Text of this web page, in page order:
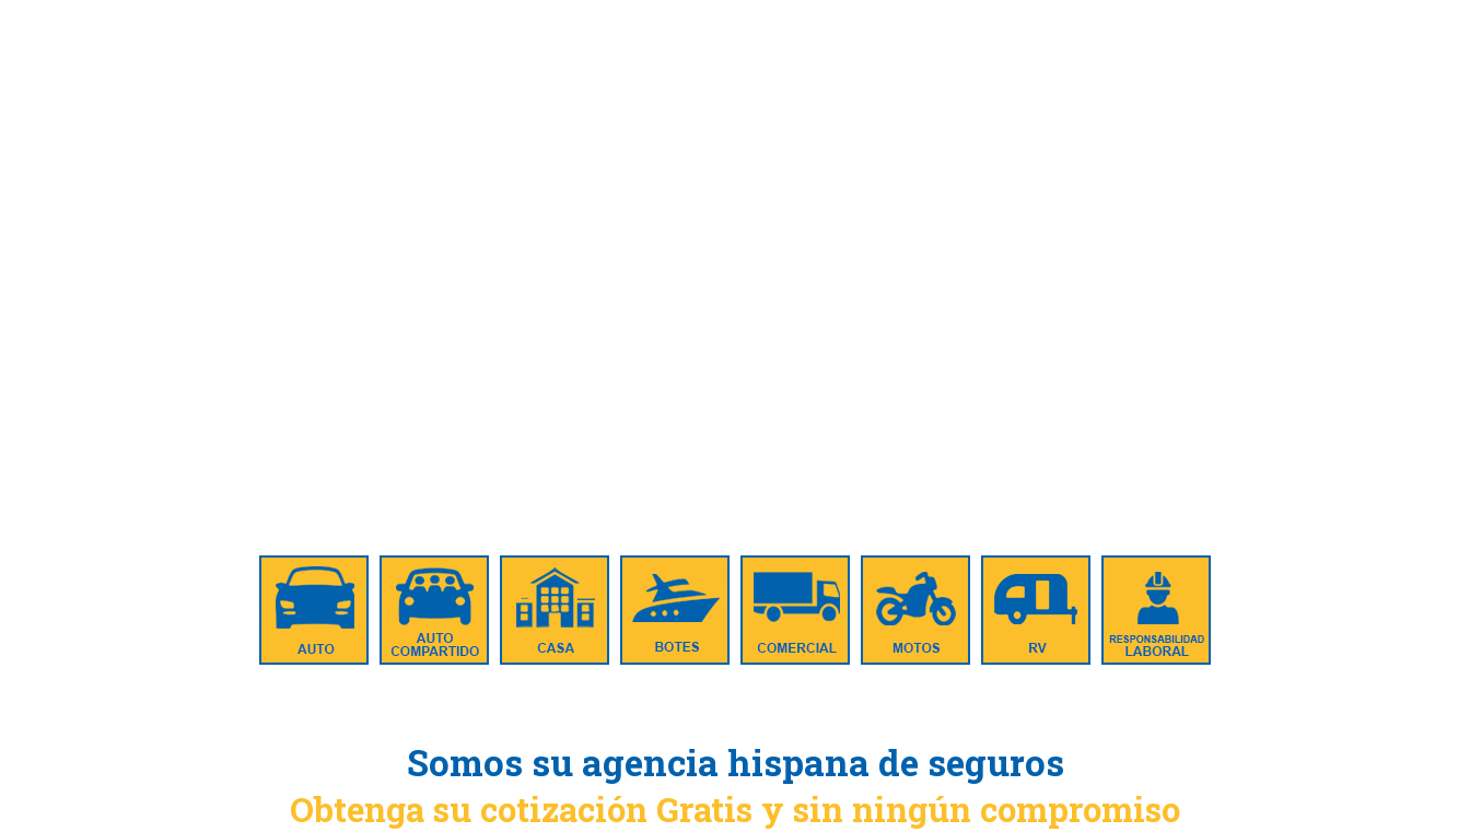
Somos su agencia hispana de seguros
Obtenga su cotización Gratis y sin ningún compromiso